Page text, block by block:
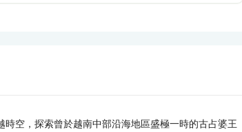
空，探索曾於越南中部沿海地區盛極一時的古占婆王